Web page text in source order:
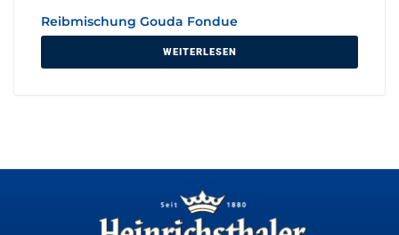
Reibmischung Gouda Fondue
WEITERLESEN